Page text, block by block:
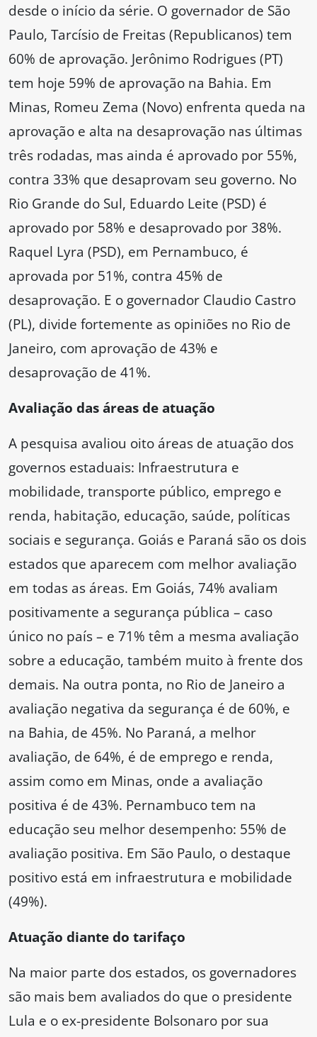
desde o início da série. O governador de São
Paulo, Tarcísio de Freitas (Republicanos) tem
60% de aprovação. Jerônimo Rodrigues (PT)
tem hoje 59% de aprovação na Bahia. Em
Minas, Romeu Zema (Novo) enfrenta queda na
aprovação e alta na desaprovação nas últimas
três rodadas, mas ainda é aprovado por 55%,
contra 33% que desaprovam seu governo. No
Rio Grande do Sul, Eduardo Leite (PSD) é
aprovado por 58% e desaprovado por 38%.
Raquel Lyra (PSD), em Pernambuco, é
aprovada por 51%, contra 45% de
desaprovação. E o governador Claudio Castro
(PL), divide fortemente as opiniões no Rio de
Janeiro, com aprovação de 43% e
desaprovação de 41%.
Avaliação das áreas de atuação
A pesquisa avaliou oito áreas de atuação dos
governos estaduais: Infraestrutura e
mobilidade, transporte público, emprego e
renda, habitação, educação, saúde, políticas
sociais e segurança. Goiás e Paraná são os dois
estados que aparecem com melhor avaliação
em todas as áreas. Em Goiás, 74% avaliam
positivamente a segurança pública – caso
único no país – e 71% têm a mesma avaliação
sobre a educação, também muito à frente dos
demais. Na outra ponta, no Rio de Janeiro a
avaliação negativa da segurança é de 60%, e
na Bahia, de 45%. No Paraná, a melhor
avaliação, de 64%, é de emprego e renda,
assim como em Minas, onde a avaliação
positiva é de 43%. Pernambuco tem na
educação seu melhor desempenho: 55% de
avaliação positiva. Em São Paulo, o destaque
positivo está em infraestrutura e mobilidade
(49%).
Atuação diante do tarifaço
Na maior parte dos estados, os governadores
são mais bem avaliados do que o presidente
Lula e o ex-presidente Bolsonaro por sua